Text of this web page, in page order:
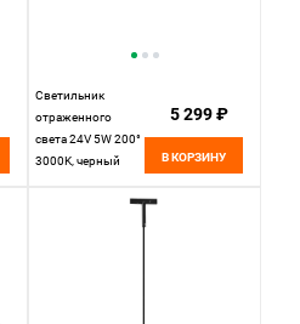
Светильник
отраженного
света 24V 5W 200°
3000K, черный
5 299 ₽
В КОРЗИНУ